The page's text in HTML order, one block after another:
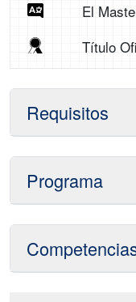
El
Título
Requisitos
Programa